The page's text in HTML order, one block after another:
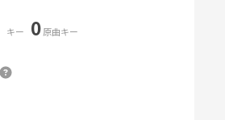
キー 0原曲キー